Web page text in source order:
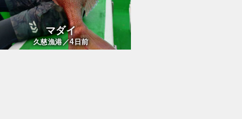
マダイ
久慈漁港／4日前